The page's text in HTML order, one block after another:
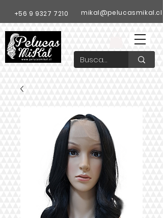
+56 9 9327 7210 mikal@pelucasmikal.cl